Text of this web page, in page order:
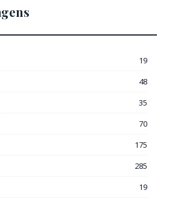
19
48
35
70
175
285
19